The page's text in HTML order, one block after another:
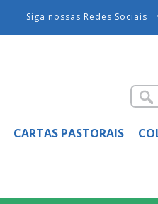
Siga nossas Redes Sociais
CARTAS PASTORAIS